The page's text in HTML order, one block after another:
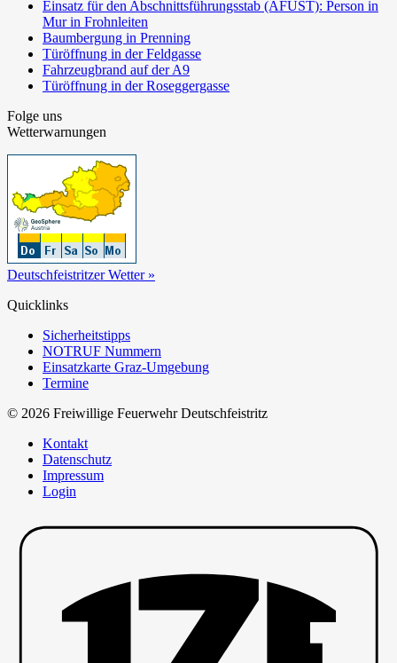
Einsatz für den Abschnittsführungsstab (AFÜST): Person in
Mur in Frohnleiten
Baumbergung in Prenning
Türöffnung in der Feldgasse
Fahrzeugbrand auf der A9
Türöffnung in der Roseggergasse
Folge uns
Wetterwarnungen
Deutschfeistritzer Wetter »
Quicklinks
Sicherheitstipps
NOTRUF Nummern
Einsatzkarte Graz-Umgebung
Termine
© 2026 Freiwillige Feuerwehr Deutschfeistritz
Kontakt
Datenschutz
Impressum
Login